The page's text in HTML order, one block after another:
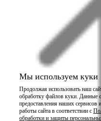
Мы используем куки
Продолжая использовать наш
обработку файлов куки. Данные
предоставления наших сервисов
работы сайта в соответствии с
обработки и защиты